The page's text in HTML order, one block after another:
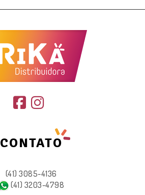
CONTATO
(41) 3085-4136
(41) 3203-4798